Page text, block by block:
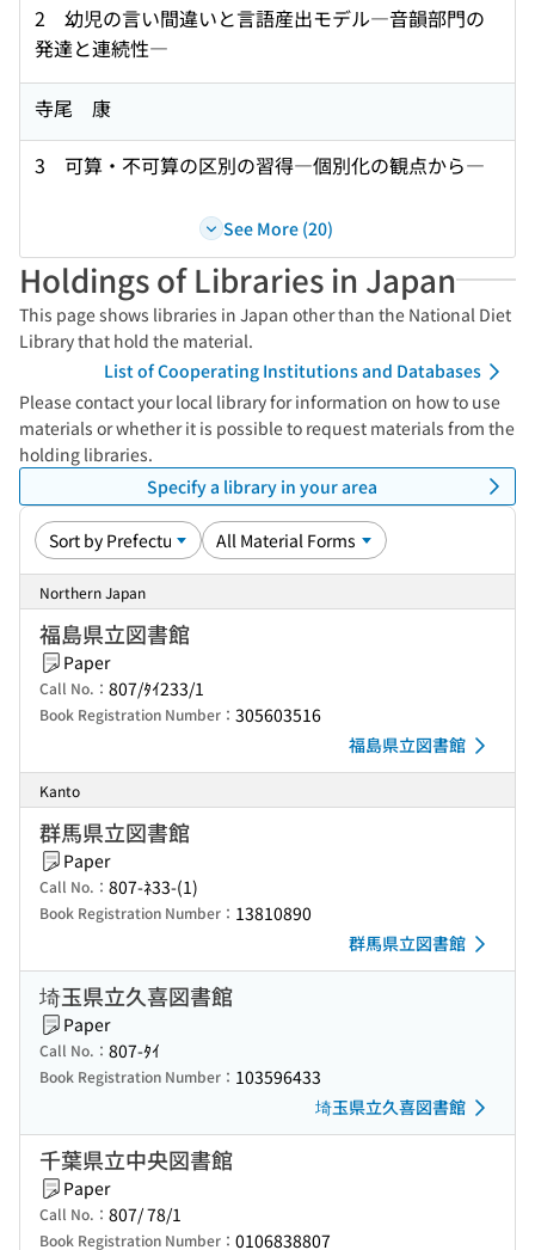
2 幼児の言い間違いと言語産出モデル―音韻部門の
発達と連続性―
寺尾 康
3 可算・不可算の区別の習得―個別化の観点から―
See More (20)
Holdings of Libraries in Japan
This page shows libraries in Japan other than the National Diet
Library that hold the material.
List of Cooperating Institutions and Databases
Please contact your local library for information on how to use
materials or whether it is possible to request materials from the
holding libraries.
Specify a library in your area
Northern Japan
福島県立図書館
Paper
Call No.： 807/ﾀｲ233/1
Book Registration Number： 305603516
福島県立図書館
Kanto
群馬県立図書館
Paper
Call No.： 807-ﾈ33-(1)
Book Registration Number： 13810890
群馬県立図書館
埼玉県立久喜図書館
Paper
Call No.： 807-ﾀｲ
Book Registration Number： 103596433
埼玉県立久喜図書館
千葉県立中央図書館
Paper
Call No.： 807/ 78/1
Book Registration Number： 0106838807